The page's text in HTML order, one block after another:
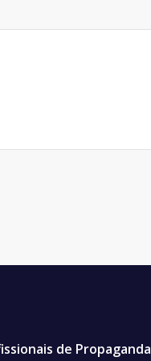
de Propaganda